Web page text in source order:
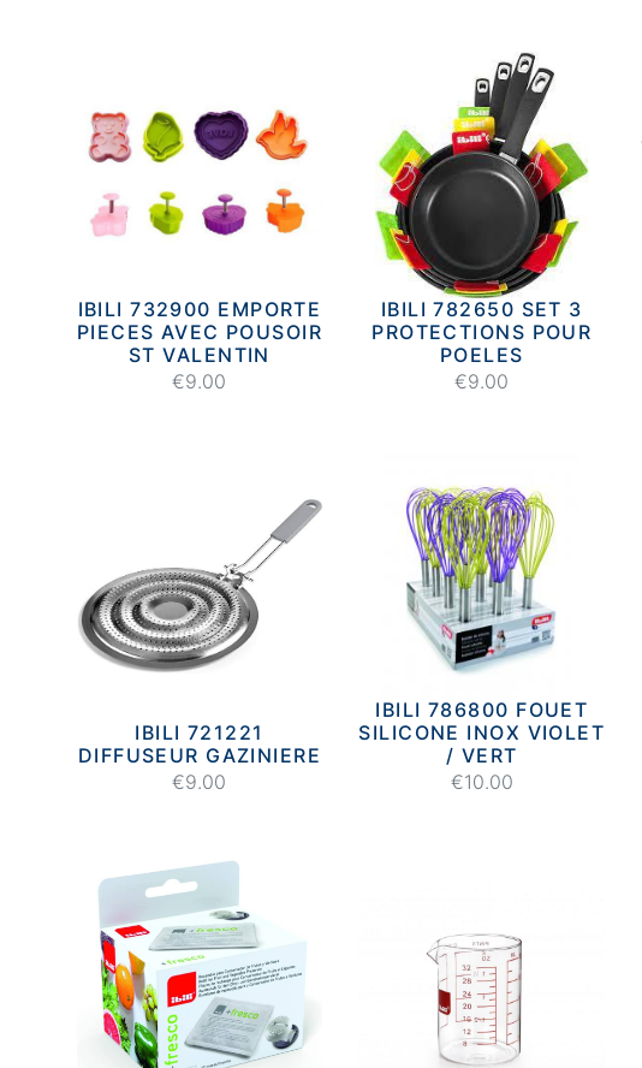
IBILI 732900 EMPORTE
PIECES AVEC POUSOIR
ST VALENTIN
€9.00
IBILI 782650 SET 3
PROTECTIONS POUR
POELES
€9.00
IBILI 721221
DIFFUSEUR GAZINIERE
€9.00
IBILI 786800 FOUET
SILICONE INOX VIOLET
/ VERT
€10.00